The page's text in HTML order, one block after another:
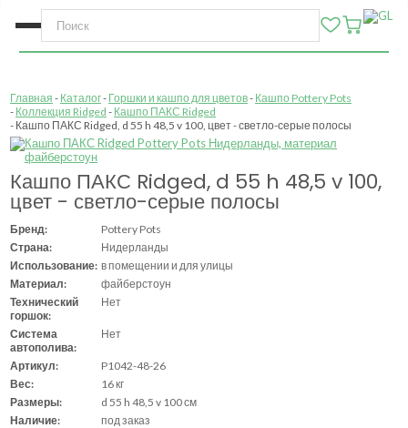
Главная Каталог Горшки и кашпо для цветов Кашпо Pottery Pots
Коллекция Ridged
Кашпо ПАКС Ridged
Кашпо ПАКС Ridged, d 55 h 48,5 v 100, цвет - светло-серые полосы
Кашпо ПАКС Ridged, d 55 h 48,5 v 100,
цвет - светло-серые полосы
Бренд:
Pottery Pots
Страна:
Нидерланды
Использование: в помещении и для улицы
Материал:
файберстоун
Технический
горшок:
Нет
Система
автополива:
Нет
Артикул:
P1042-48-26
Вес:
16 кг
Размеры:
d 55 h 48,5 v 100 см
Наличие:
под заказ